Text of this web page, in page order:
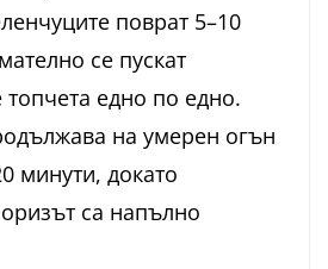
поврат 5–10
се пускат
едно по едно.
на умерен огън
минути, докато
са напълно